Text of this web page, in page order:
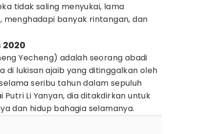
tidak saling menyukai, lama
banyak rintangan, dan
2020
Yecheng) adalah seorang abadi
di lukisan ajaib yang ditinggalkan oleh
seribu tahun dalam sepuluh
Li Yanyan, dia ditakdirkan untuk
dan hidup bahagia selamanya.